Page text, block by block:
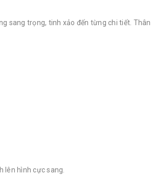
sang trọng, tinh xảo đến từng chi tiết.
lên hình cực sang.